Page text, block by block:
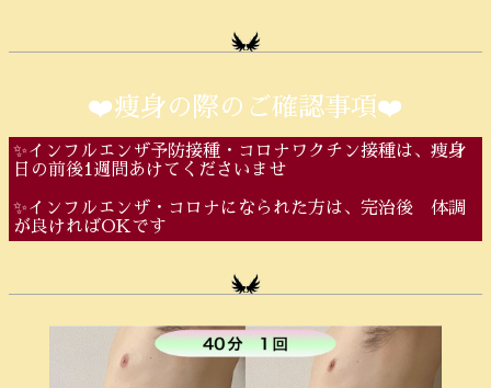
❤️痩身の際のご確認事項❤️
✨インフルエンザ予防接種・コロナワクチン接種は、痩身
日の前後1週間あけてくださいませ
✨インフルエンザ・コロナになられた方は、完治後 体調
が良ければOKです